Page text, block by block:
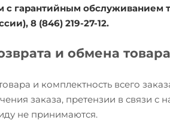
с гарантийным обслуживанием
8 (846) 219-27-12.
и обмена товара
и комплектность всего
заказа, претензии в связи с
не принимаются.